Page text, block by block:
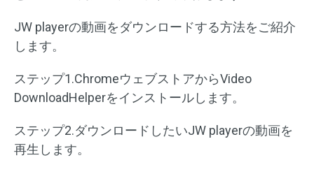
JW playerの動画をダウンロードする方法をご紹介
します。
ステップ1.ChromeウェブストアからVideo
DownloadHelperをインストールします。
ステップ2.ダウンロードしたいJW playerの動画を
再生します。